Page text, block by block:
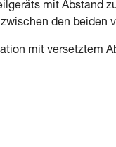
mit Abstand
den beiden
mit versetztem